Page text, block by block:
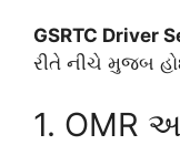
GSRTC Driver
રીતે નીચે મુજબ
1. OMR